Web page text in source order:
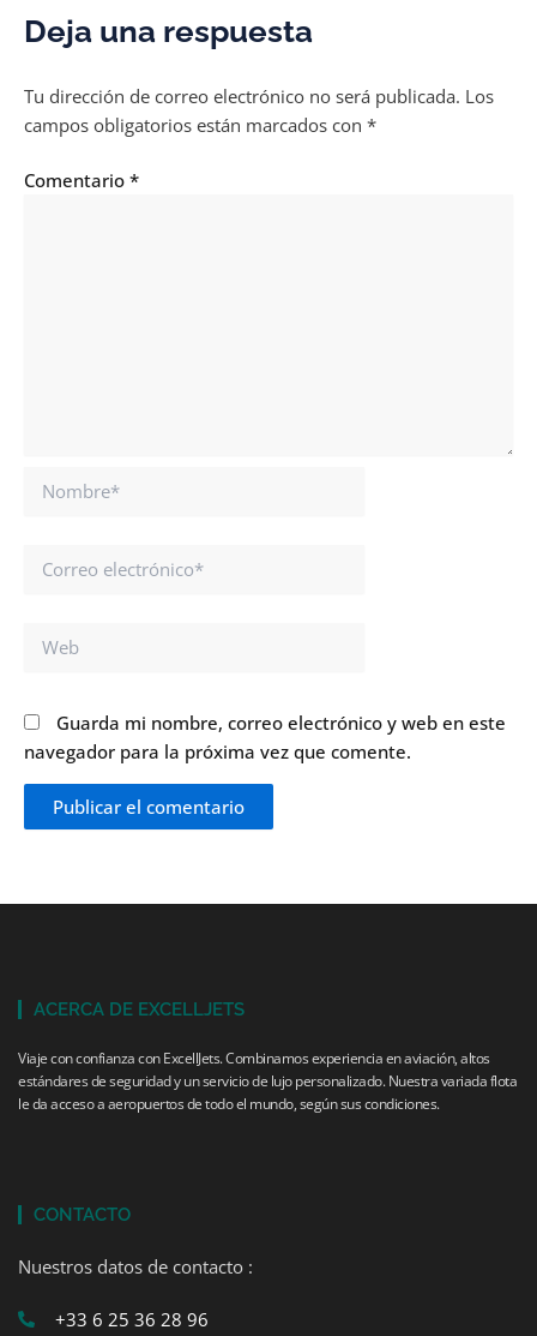
Deja una respuesta
Tu dirección de correo electrónico no será publicada. Los
campos obligatorios están marcados con *
Comentario *
Nombre*
Correo
Web
Guarda mi nombre, correo electrónico y web en este
navegador para la próxima vez que comente.
ACERCA DE EXCELLJETS
Viaje con confianza con ExcellJets. Combinamos experiencia en aviación, altos
estándares de seguridad y un servicio de lujo personalizado. Nuestra variada flota
le da acceso a aeropuertos de todo el mundo, según sus condiciones.
CONTACTO
Nuestros datos de contacto :
+33 6 25 36 28 96